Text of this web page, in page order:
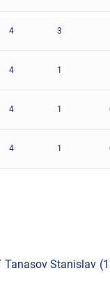
4 3
4 1
4 1
4 1
Stanislav